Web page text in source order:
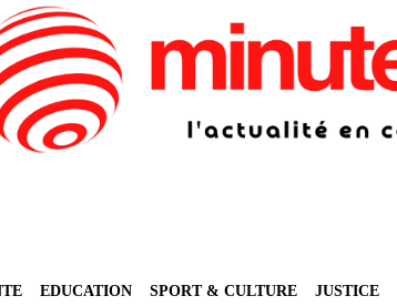
EDUCATION SPORT & CULTURE JUSTICE